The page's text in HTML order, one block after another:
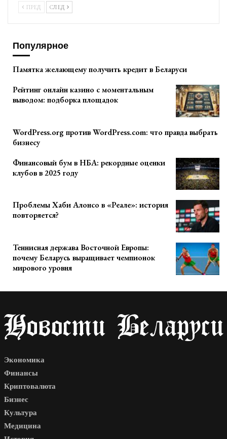
ПРЕД СЛЕД
Популярное
Памятка желающему получить кредит в Беларуси
Рейтинг онлайн казино с моментальным
выводом: подборка площадок
WordPress.org против WordPress.com: что правда выбрать
бизнесу
Финансовый бум в НБА: рекордные оценки
клубов в 2025 году
Проблемы Хаби Алонсо в «Реале»: история
повторяется?
Теннисная держава Восточной Европы:
почему Беларусь выращивает чемпионок
мирового уровня
Экономика
Финансы
Криптовалюта
Бизнес
Культура
Медицина